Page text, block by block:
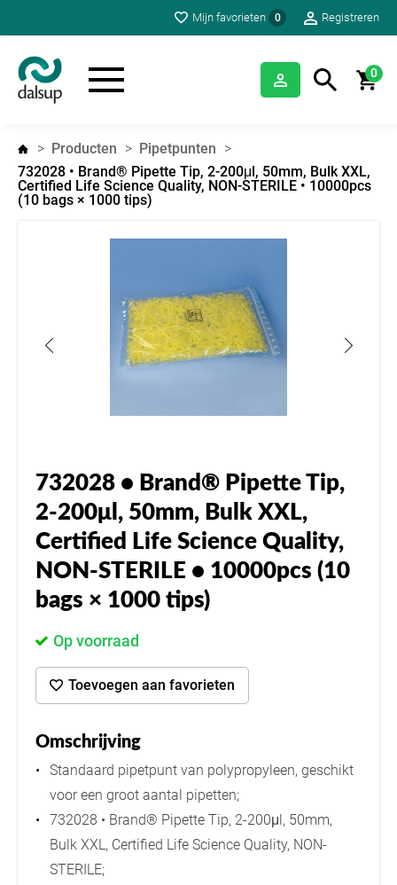
Mijn favorieten 0 Registreren
0
Producten
Pipetpunten
732028 • Brand® Pipette Tip, 2-200μl, 50mm, Bulk XXL,
Certified Life Science Quality, NON-STERILE • 10000pcs
(10 bags × 1000 tips)
732028 • Brand® Pipette Tip,
2-200μl, 50mm, Bulk XXL,
Certified Life Science Quality,
NON-STERILE • 10000pcs (10
bags × 1000 tips)
Op voorraad
Toevoegen aan favorieten
Omschrijving
Standaard pipetpunt van polypropyleen, geschikt
voor een groot aantal pipetten;
732028 • Brand® Pipette Tip, 2-200μl, 50mm,
Bulk XXL, Certified Life Science Quality, NON-
STERILE;